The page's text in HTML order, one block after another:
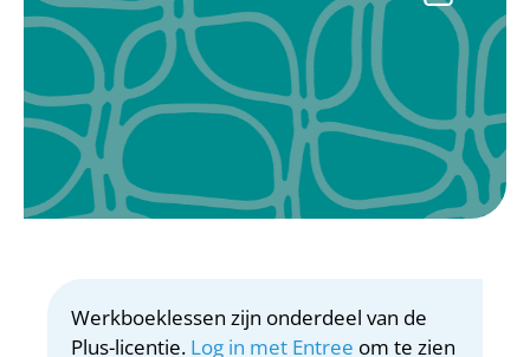
Werkboeklessen zijn onderdeel van de
Plus-licentie. Log in met Entree om te zien